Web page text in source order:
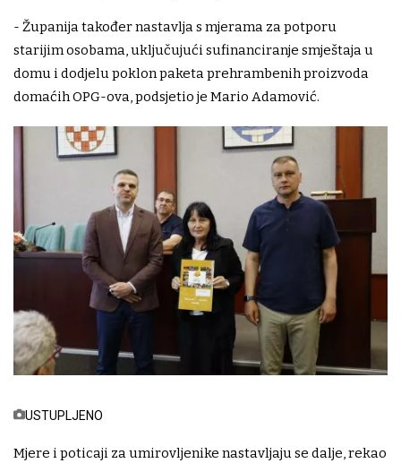
- Županija također nastavlja s mjerama za potporu
starijim osobama, uključujući sufinanciranje smještaja u
domu i dodjelu poklon paketa prehrambenih proizvoda
domaćih OPG-ova, podsjetio je Mario Adamović.
USTUPLJENO
Mjere i poticaji za umirovljenike nastavljaju se dalje, rekao